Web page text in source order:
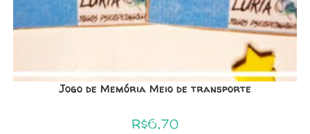
Jogo de Memória Meio de transporte
R$6,70